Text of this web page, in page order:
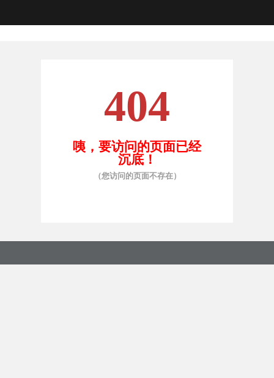
404
咦，要访问的页面已经
沉底！
（您访问的页面不存在）